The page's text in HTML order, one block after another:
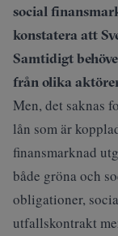
social
konstatera att
Samtidigt
från olika
Men, det saknas
lån som är
finansmarknad
både gröna och
obligationer,
utfallskontrakt